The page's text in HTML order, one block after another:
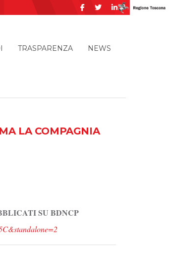
TRASPARENZA NEWS
LA COMPAGNIA
SU BDNCP